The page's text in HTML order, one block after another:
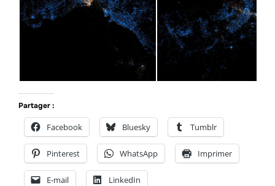
Partager :
Facebook Bluesky Tumblr
Pinterest WhatsApp Imprimer
E-mail LinkedIn